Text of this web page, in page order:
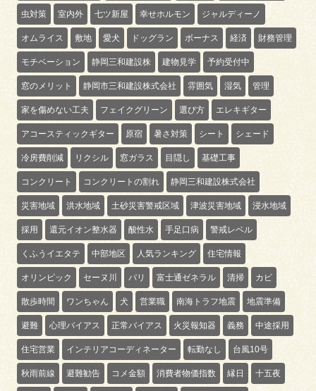
虫対策 室内外 七ツ新屋 幸せホルモン ジャルディーノ
オムライス 敷地 愛犬 ドッグラン ボーナス 経済 財務管理
モチベーション 静岡三和建設株 建物見学 予約受付中
窓のメリット 静岡市三和建設株式会社 雰囲気 湿気 管理
家を傷めない工夫 フェイクグリーン 選び方 エレキギター
アコースティックギター 原宿 暑さ対策 シート シェード
冷房費削減 リクシル 窓ガラス 目隠し 基礎工事
コンクリート コンクリートの割れ 静岡三和建設株式会社
災害地域 洪水地域 土砂災害警戒区域 津波災害地域 浸水地域
採用 還元イオン整水器 酸性水 手足口病 警戒レベル
くふうイエタテ 中部地区 人気ランキング 住宅情報
オリンピック セーヌ川 パリ 富士通ゼネラル 清掃 カビ
散歩時間 ワンちゃん 犬 営業職 南海トラフ地震 地震準備
避難 心理バイアス 正常バイアス 火災報知器 義務 中途採用
住宅営業 インテリアコーディネーター 転勤なし 台風10号
秋雨前線 避難勧告 コメ金額 消費者物価指数 縁日 十五夜